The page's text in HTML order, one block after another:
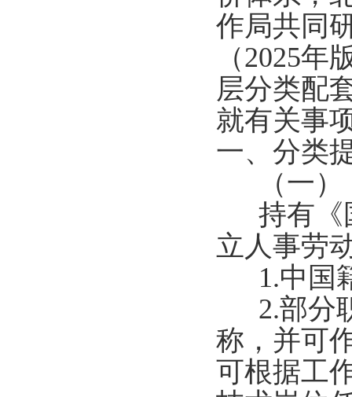
作局共同
（2025
层分类配
就有关事
一、分类
（一）
持有《
立人事劳
1.中国
2.部分
称，并可
可根据工